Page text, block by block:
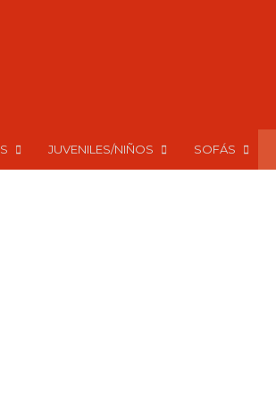
JUVENILES/NIÑOS SOFÁS